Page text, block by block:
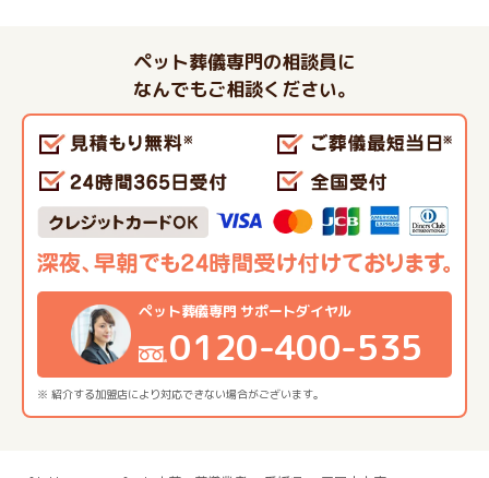
ペット葬儀専門の相談員に
なんでもご相談ください。
※ 紹介する加盟店により対応できない場合がございます。
ペット葬儀専門 サポートダイヤル
0120-400-535